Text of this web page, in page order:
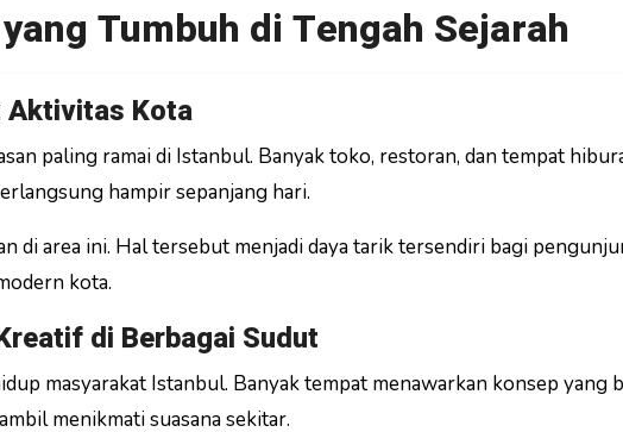
Tumbuh di Tengah Sejarah
Aktivitas Kota
paling ramai di Istanbul. Banyak toko, restoran, dan tempat
hampir sepanjang hari.
di area ini. Hal tersebut menjadi daya tarik tersendiri bagi
kota.
di Berbagai Sudut
masyarakat Istanbul. Banyak tempat menawarkan konsep yang
menikmati suasana sekitar.